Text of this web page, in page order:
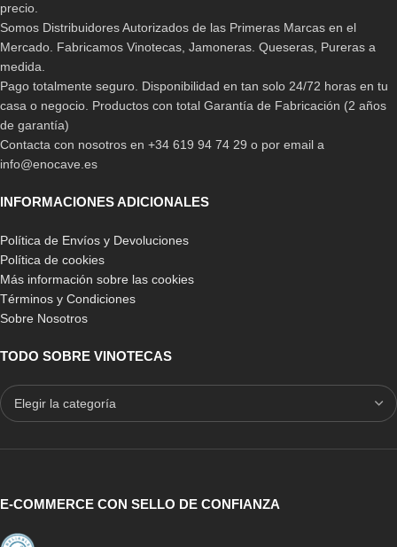
precio.
Somos Distribuidores Autorizados de las Primeras Marcas en el
Mercado. Fabricamos Vinotecas, Jamoneras. Queseras, Pureras a
medida.
Pago totalmente seguro. Disponibilidad en tan solo 24/72 horas en tu
casa o negocio. Productos con total Garantía de Fabricación (2 años
de garantía)
Contacta con nosotros en +34 619 94 74 29 o por email a
info@enocave.es
INFORMACIONES ADICIONALES
Política de Envíos y Devoluciones
Política de cookies
Más información sobre las cookies
Términos y Condiciones
Sobre Nosotros
TODO SOBRE VINOTECAS
E-COMMERCE CON SELLO DE CONFIANZA